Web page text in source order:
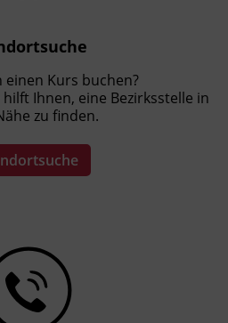
einen Kurs buchen?
Ihnen, eine Bezirksstelle in
zu finden.